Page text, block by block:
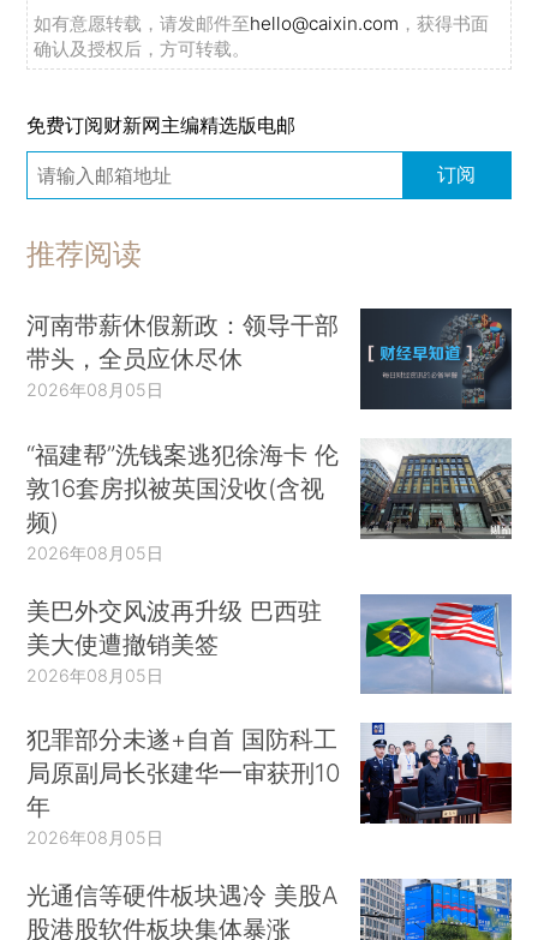
如有意愿转载，请发邮件至hello@caixin.com ，获得书面
确认及授权后，方可转载。
免费订阅财新网主编精选版电邮
订阅
推荐阅读
河南带薪休假新政：领导干部
带头，全员应休尽休
2026年08月05日
“福建帮”洗钱案逃犯徐海卡 伦
敦16套房拟被英国没收(含视
频)
2026年08月05日
美巴外交风波再升级 巴西驻
美大使遭撤销美签
2026年08月05日
犯罪部分未遂+自首 国防科工
局原副局长张建华一审获刑10
年
2026年08月05日
光通信等硬件板块遇冷 美股A
股港股软件板块集体暴涨